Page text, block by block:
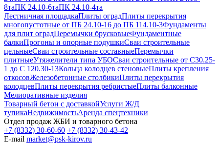
8таПК 24.10-6таПК 24.10-4та
Лестничная площадкаПлиты оградПлиты перекрытия
многопустотные от ПБ 24.10-16 до ПБ 114.10-3Фундаменты
для плит оградПеремычки брусковыеФундаментные
балкиПрогоны и опорные подушкиСваи строительные
цельныеСваи строительные составныеПеремычки
плитныеУтяжелители типа УБОСваи строительные от С30.25-
1 до С 120.30-13Кольца колодцев стеновыеПлиты крепления
откосовЖелезобетонные столбикиПлиты перекрытия
колодцевПлиты перекрытия ребристыеПлиты балконные
Мелиоративные изделия
Товарный бетон с доставкойУслуги Ж/Д
тупикаНедвижимостьАренда спецтехники
Отдел продаж ЖБИ и товарного бетона
+7 (8332) 30-60-60 +7 (8332) 30-43-42
E-mail market@psk-kirov.ru